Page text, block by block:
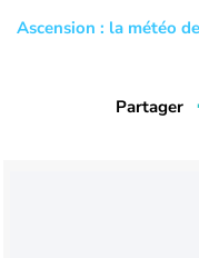
Ascension : la météo
Partager